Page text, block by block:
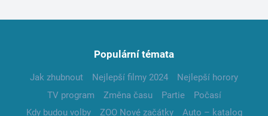
Populární témata
Jak zhubnout Nejlepší filmy 2024
Nejlepší horory
TV program
Změna času Partie
Počasí
Kdy budou volby
ZOO Nové začátky
Auto – katalog